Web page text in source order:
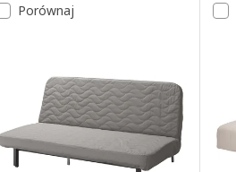
Porównaj